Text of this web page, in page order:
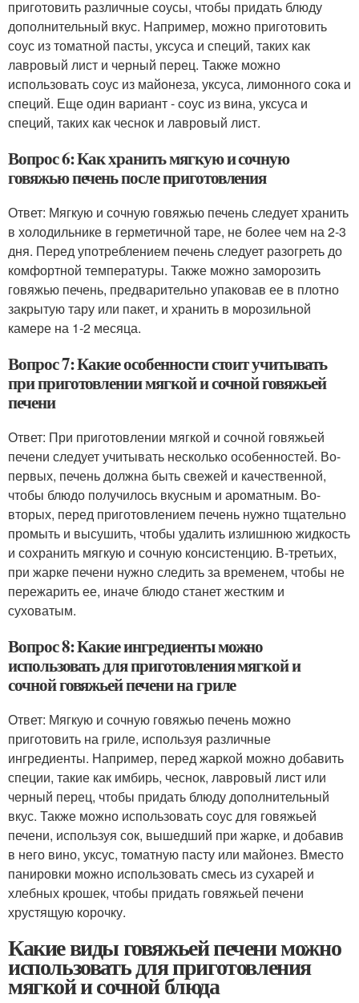
приготовить различные соусы, чтобы придать блюду
дополнительный вкус. Например, можно приготовить
соус из томатной пасты, уксуса и специй, таких как
лавровый лист и черный перец. Также можно
использовать соус из майонеза, уксуса, лимонного сока и
специй. Еще один вариант - соус из вина, уксуса и
специй, таких как чеснок и лавровый лист.
Вопрос 6: Как хранить мягкую и сочную
говяжью печень после приготовления
Ответ: Мягкую и сочную говяжью печень следует хранить
в холодильнике в герметичной таре, не более чем на 2-3
дня. Перед употреблением печень следует разогреть до
комфортной температуры. Также можно заморозить
говяжью печень, предварительно упаковав ее в плотно
закрытую тару или пакет, и хранить в морозильной
камере на 1-2 месяца.
Вопрос 7: Какие особенности стоит учитывать
при приготовлении мягкой и сочной говяжьей
печени
Ответ: При приготовлении мягкой и сочной говяжьей
печени следует учитывать несколько особенностей. Во-
первых, печень должна быть свежей и качественной,
чтобы блюдо получилось вкусным и ароматным. Во-
вторых, перед приготовлением печень нужно тщательно
промыть и высушить, чтобы удалить излишнюю жидкость
и сохранить мягкую и сочную консистенцию. В-третьих,
при жарке печени нужно следить за временем, чтобы не
пережарить ее, иначе блюдо станет жестким и
суховатым.
Вопрос 8: Какие ингредиенты можно
использовать для приготовления мягкой и
сочной говяжьей печени на гриле
Ответ: Мягкую и сочную говяжью печень можно
приготовить на гриле, используя различные
ингредиенты. Например, перед жаркой можно добавить
специи, такие как имбирь, чеснок, лавровый лист или
черный перец, чтобы придать блюду дополнительный
вкус. Также можно использовать соус для говяжьей
печени, используя сок, вышедший при жарке, и добавив
в него вино, уксус, томатную пасту или майонез. Вместо
панировки можно использовать смесь из сухарей и
хлебных крошек, чтобы придать говяжьей печени
хрустящую корочку.
Какие виды говяжьей печени можно
использовать для приготовления
мягкой и сочной блюда